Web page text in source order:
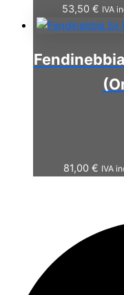
53,50 € IVA
81,00 € IVA